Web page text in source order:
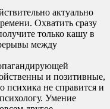
актуально
Охватить сразу
только кашу в
между
и позитивные,
психика не справится и
Умение